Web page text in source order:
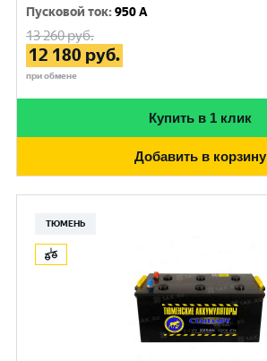
Пусковой ток:950 A
13 260руб.
12 180 руб.
при обмене
Купить в 1 клик
Добавить в корзину
ТЮМЕНЬ